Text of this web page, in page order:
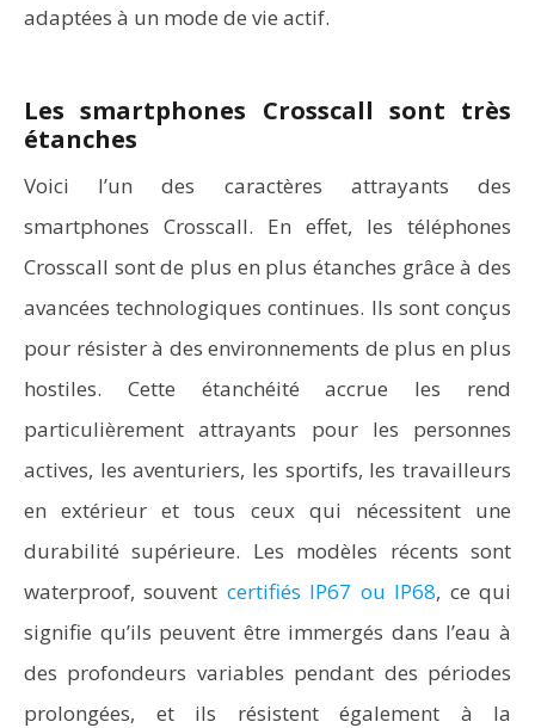
adaptées à un mode de vie actif.
Les smartphones Crosscall sont très
étanches
Voici l’un des caractères attrayants des
smartphones Crosscall. En effet, les téléphones
Crosscall sont de plus en plus étanches grâce à des
avancées technologiques continues. Ils sont conçus
pour résister à des environnements de plus en plus
hostiles. Cette étanchéité accrue les rend
particulièrement attrayants pour les personnes
actives, les aventuriers, les sportifs, les travailleurs
en extérieur et tous ceux qui nécessitent une
durabilité supérieure. Les modèles récents sont
waterproof, souvent certifiés IP67 ou IP68, ce qui
signifie qu’ils peuvent être immergés dans l’eau à
des profondeurs variables pendant des périodes
prolongées, et ils résistent également à la